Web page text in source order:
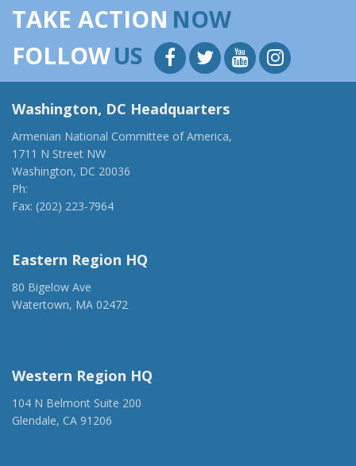
TAKE ACTION NOW
FOLLOWUS
Washington, DC Headquarters
Armenian National Committee of America,
1711 N Street NW
Washington, DC 20036
Ph:
Fax: (202) 223-7964
Eastern Region HQ
80 Bigelow Ave
Watertown, MA 02472
Western Region HQ
104 N Belmont Suite 200
Glendale, CA 91206